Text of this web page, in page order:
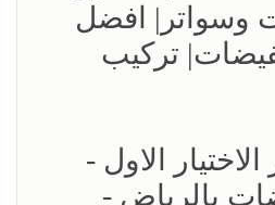
وسواتر| افضل
تركيب
الاول -
بالرياض -